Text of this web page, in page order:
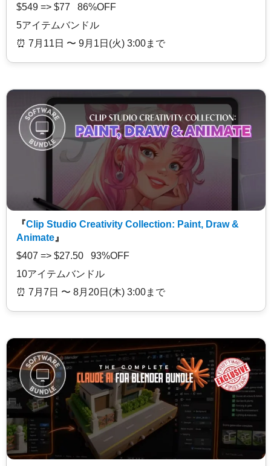
$549 => $77 86%OFF
5アイテムバンドル
⏰️ 7月11日 〜 9月1日(火) 3:00まで
『Clip Studio Creativity Collection: Paint, Draw &
Animate 』
$407 => $27.50 93%OFF
10アイテムバンドル
⏰️ 7月7日 〜 8月20日(木) 3:00まで